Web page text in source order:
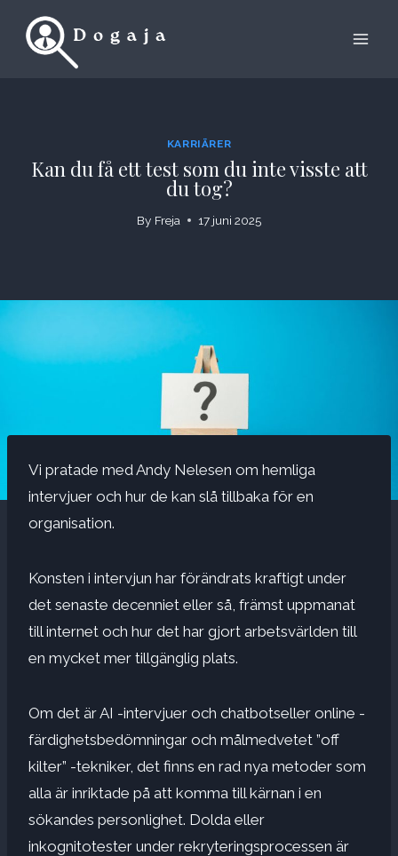
KARRIÄRER
Kan du få ett test som du inte visste att
du tog?
By Freja 17 juni 2025
Vi pratade med Andy Nelesen om hemliga
intervjuer och hur de kan slå tillbaka för en
organisation.
Konsten i intervjun har förändrats kraftigt under
det senaste decenniet eller så, främst uppmanat
till internet och hur det har gjort arbetsvärlden till
en mycket mer tillgänglig plats.
Om det ärAI -intervjuer och chatbotseller online -
färdighetsbedömningar och målmedvetet ”off
kilter” -tekniker, det finns en rad nya metoder som
alla är inriktade på att komma till kärnan i en
sökandes personlighet. Dolda eller
inkognitotester under rekryteringsprocessen är